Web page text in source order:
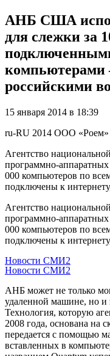
АНБ США
для слежки за
компьютерами
российскими
15 января 2014 в 18:39
ru-RU 2014 ООО «Роем»
Агентство
программно-аппаратных
000 компьютеров по
подключены к
Агентство
программно-аппаратных
000 компьютеров по
подключены к
Новости СМИ2
Новости СМИ2
АНБ может не только
удаленной машине, но
Технология, которую
2008 года, основана на
передается с помощью
вставленных в